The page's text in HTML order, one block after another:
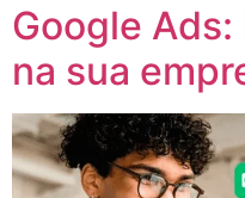
Google
na sua